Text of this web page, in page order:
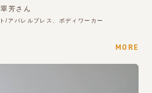
芳さん
/アパレルプレス、ボディワーカー
MORE